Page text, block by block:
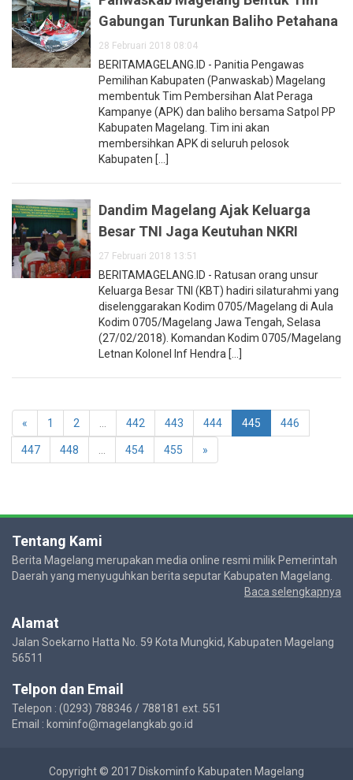
Gabungan Turunkan Baliho Petahana
28 Februari 2018 08:04
BERITAMAGELANG.ID - Panitia Pengawas
Pemilihan Kabupaten (Panwaskab) Magelang
membentuk Tim Pembersihan Alat Peraga
Kampanye (APK) dan baliho bersama Satpol PP
Kabupaten Magelang. Tim ini akan
membersihkan APK di seluruh pelosok
Kabupaten [...]
Dandim Magelang Ajak Keluarga
Besar TNI Jaga Keutuhan NKRI
27 Februari 2018 13:51
BERITAMAGELANG.ID - Ratusan orang unsur
Keluarga Besar TNI (KBT) hadiri silaturahmi yang
diselenggarakan Kodim 0705/Magelang di Aula
Kodim 0705/Magelang Jawa Tengah, Selasa
(27/02/2018). Komandan Kodim 0705/Magelang
Letnan Kolonel Inf Hendra [...]
« 1 2 442 443 444 445 446
447 448 454 455 »
Tentang Kami
Berita Magelang merupakan media online resmi milik Pemerintah
Daerah yang menyuguhkan berita seputar Kabupaten Magelang.
Baca selengkapnya
Alamat
Jalan Soekarno Hatta No. 59 Kota Mungkid, Kabupaten Magelang
56511
Telpon dan Email
Telepon : (0293) 788346 / 788181 ext. 551
Email : kominfo@magelangkab.go.id
Copyright © 2017 Diskominfo Kabupaten Magelang